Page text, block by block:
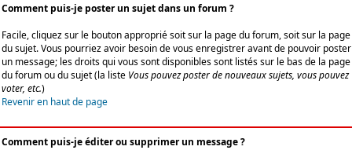
Comment puis-je poster un sujet dans un forum ?
Facile, cliquez sur le bouton approprié soit sur la page du forum, soit sur la page
du sujet. Vous pourriez avoir besoin de vous enregistrer avant de pouvoir poster
un message; les droits qui vous sont disponibles sont listés sur le bas de la page
du forum ou du sujet (la liste Vous pouvez poster de nouveaux sujets, vous pouvez
voter, etc.)
Revenir en haut de page
Comment puis-je éditer ou supprimer un message ?